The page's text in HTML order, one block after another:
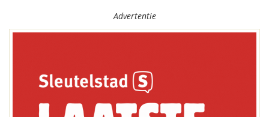
Advertentie